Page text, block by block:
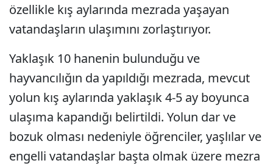
özellikle kış aylarında mezrada yaşayan
vatandaşların ulaşımını zorlaştırıyor.
Yaklaşık 10 hanenin bulunduğu ve
hayvancılığın da yapıldığı mezrada, mevcut
yolun kış aylarında yaklaşık 4-5 ay boyunca
ulaşıma kapandığı belirtildi. Yolun dar ve
bozuk olması nedeniyle öğrenciler, yaşlılar ve
engelli vatandaşlar başta olmak üzere mezra